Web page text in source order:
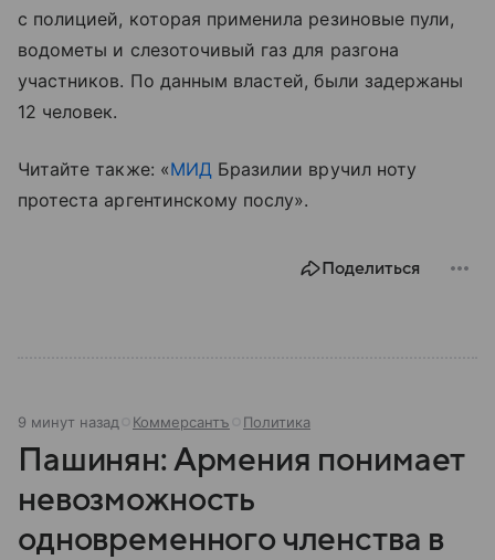
с полицией, которая применила резиновые пули,
водометы и слезоточивый газ для разгона
участников. По данным властей, были задержаны
12 человек.
Читайте также: «МИДБразилии вручил ноту
протеста аргентинскому послу».
Поделиться
9 минут назад Коммерсантъ Политика
Пашинян: Армения понимает
невозможность
одновременного членства в